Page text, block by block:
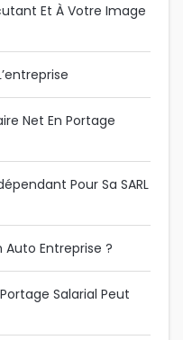
Et À Votre Image
Net En Portage
Pour Sa SARL
Entreprise ?
Salarial Peut